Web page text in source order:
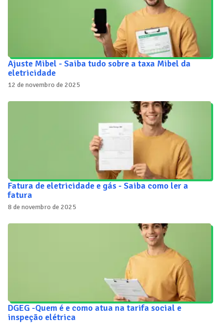
Ajuste Mibel - Saiba tudo sobre a taxa Mibel da
eletricidade
12 de novembro de 2025
Fatura de eletricidade e gás - Saiba como ler a
fatura
8 de novembro de 2025
DGEG -Quem é e como atua na tarifa social e
inspeção elétrica